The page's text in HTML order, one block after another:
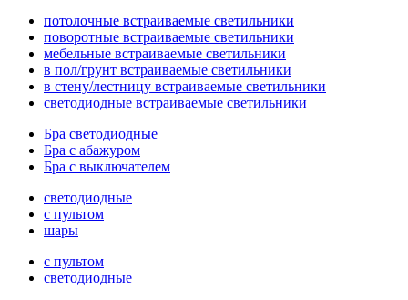
потолочные встраиваемые светильники
поворотные встраиваемые светильники
мебельные встраиваемые светильники
в пол/грунт встраиваемые светильники
в стену/лестницу встраиваемые светильники
светодиодные встраиваемые светильники
Бра светодиодные
Бра с абажуром
Бра с выключателем
светодиодные
с пультом
шары
с пультом
светодиодные